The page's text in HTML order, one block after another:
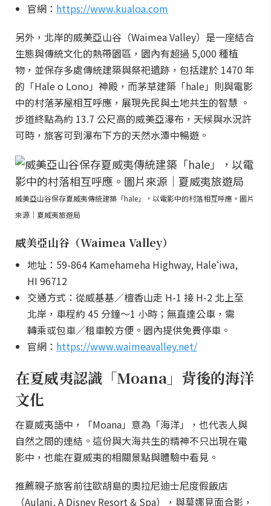
官網： https://www.kualoa.com
另外，北岸的威美亞山谷（Waimea Valley）是一座結合
生態與傳統文化的熱帶園區，園內有超過 5,000 種植
物，並保存多處傳統建築與祭祀遺跡，包括建於 1470 年
的「Hale o Lono」神殿，而茅草建築「hale」則與電影
中的村落茅屋相互呼應，展現先民與土地共生的智慧 。
步道終點為約 13.7 公尺高的威美亞瀑布，天候與水況許
可時，旅客可到瀑布下方的天然水潭中暢遊。
威美亞山谷保存夏威夷傳統建築「hale」，以電影中的村落相互呼應。圖片
來源｜夏威夷旅遊局
威美亞山谷（Waimea Valley）
地址：59-864 Kamehameha Highway, Haleʻiwa,
HI 96712
交通方式：從威基基／檀香山走 H-1 接 H-2 北上至
北岸，車程約 45 分鐘～1 小時；無直達公車，需
轉乘或包車／租車較方便。園內提供免費停車。
官網： https://www.waimeavalley.net/
在夏威夷認識「Moana」背後的海洋
文化
在夏威夷語中，「Moana」意為「海洋」，也代表人與
自然之間的連結。這份與大海共生的精神不只出現在電
影中，也能在夏威夷的相關景點與體驗中看見。
推薦親子旅客前往歐胡島的奧拉尼迪士尼度假飯店
（Aulani, A Disney Resort & Spa），與莫娜見面合影，